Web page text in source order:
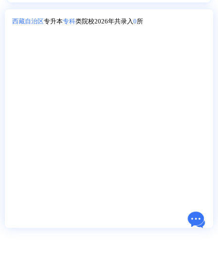
西藏自治区专升本专科类院校2026年共录入0所